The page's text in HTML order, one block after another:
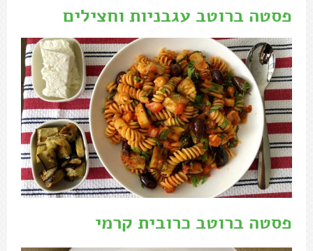
פסטה ברוטב עגבניות וחצילים
פסטה ברוטב כרובית קרמי